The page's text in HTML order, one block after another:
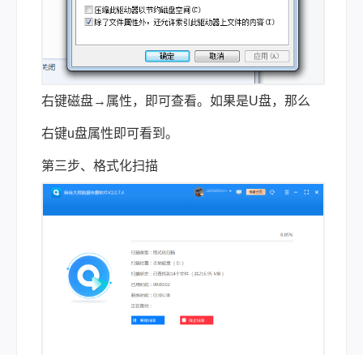
右键磁盘→属性，即可查看。如果是U盘，那么
右键u盘属性即可看到。
第三步、格式化扫描